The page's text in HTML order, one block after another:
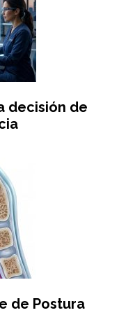
decisión de
de Postura